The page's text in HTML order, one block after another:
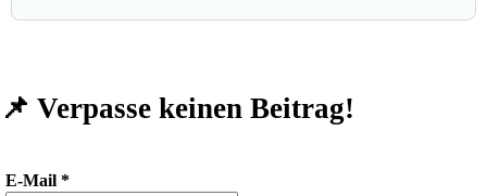
📌 Verpasse keinen Beitrag!
E-Mail *